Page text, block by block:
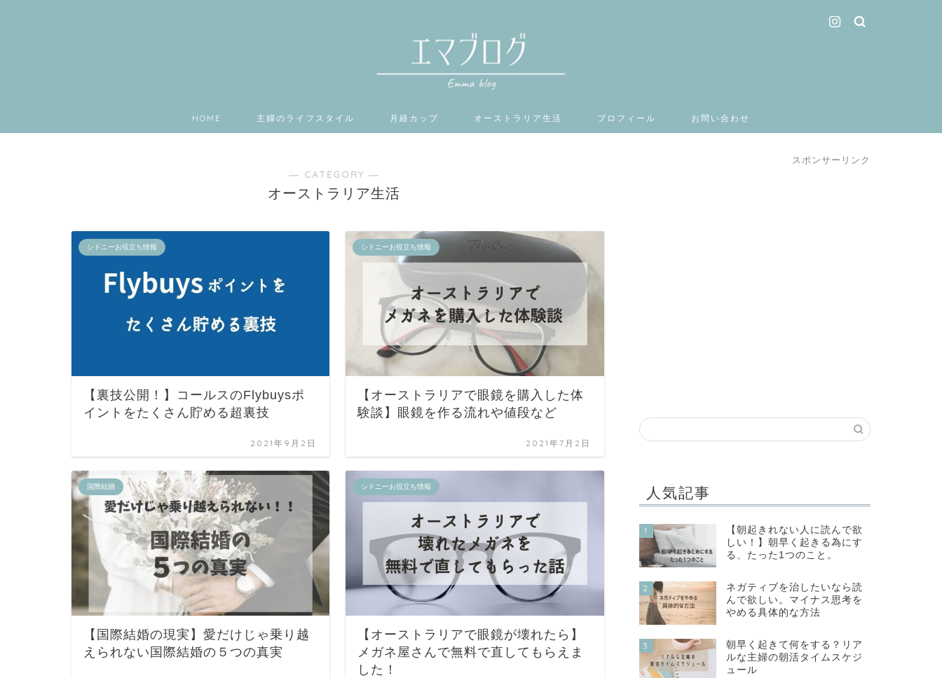
HOME 主婦のライフスタイル 月経カップ オーストラリア生活 プロフィール お問い合わせ
― CATEGORY ―
オーストラリア生活
シドニーお役立ち情報
【裏技公開！】コールスのFlybuysポ
イントをたくさん貯める超裏技
2021年9月2日
シドニーお役立ち情報
【オーストラリアで眼鏡を購入した体
験談】眼鏡を作る流れや値段など
2021年7月2日
国際結婚
【国際結婚の現実】愛だけじゃ乗り越
えられない国際結婚の５つの真実
シドニーお役立ち情報
【オーストラリアで眼鏡が壊れたら】
メガネ屋さんで無料で直してもらえま
した！
スポンサーリンク
人気記事
1
【朝起きれない人に読んで欲
しい！】朝早く起きる為にす
る、たった1つのこと。
2
ネガティブを治したいなら読
んで欲しい。マイナス思考を
やめる具体的な方法
3
朝早く起きて何をする？リア
ルな主婦の朝活タイムスケジ
ュール